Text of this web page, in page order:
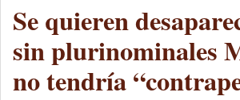
Se quieren
sin plurinominales
no tendría